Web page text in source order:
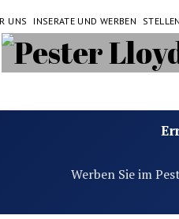
UNS INSERATE UND WERBEN
Werben Sie im